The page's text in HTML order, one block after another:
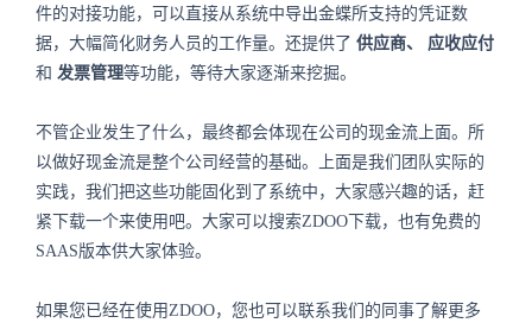
件的对接功能，可以直接从系统中导出金蝶所支持的凭证数
据，大幅简化财务人员的工作量。还提供了 供应商、
应收应付
和 发票管理等功能，等待大家逐渐来挖掘。
不管企业发生了什么，最终都会体现在公司的现金流上面。所
以做好现金流是整个公司经营的基础。上面是我们团队实际的
实践，我们把这些功能固化到了系统中，大家感兴趣的话，赶
紧下载一个来使用吧。大家可以搜索ZDOO下载，也有免费的
SAAS版本供大家体验。
如果您已经在使用ZDOO，您也可以联系我们的同事了解更多